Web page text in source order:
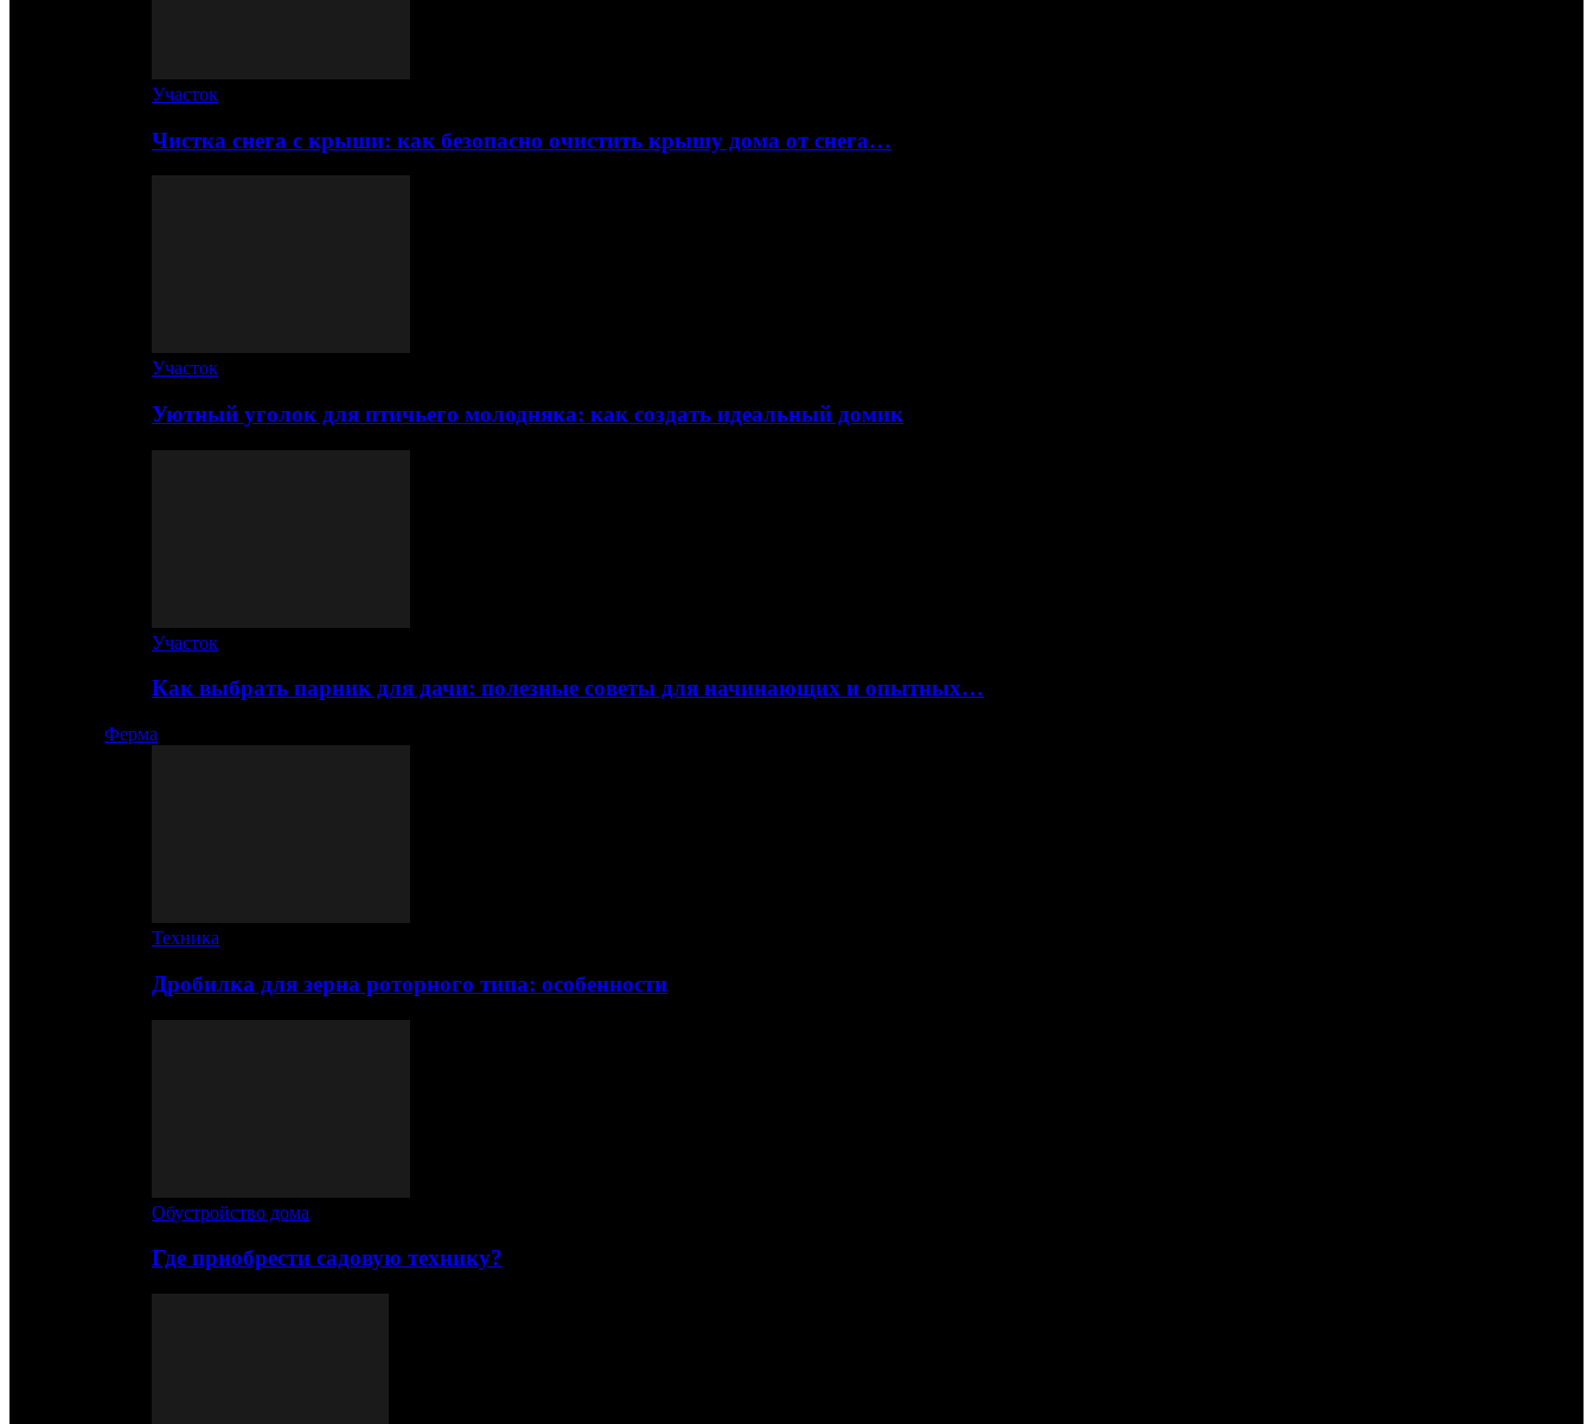
Участок
Чистка снега с крыши: как безопасно очистить крышу дома от снега…
Участок
Уютный уголок для птичьего молодняка: как создать идеальный домик
Участок
Как выбрать парник для дачи: полезные советы для начинающих и опытных…
Ферма
Техника
Дробилка для зерна роторного типа: особенности
Обустройство дома
Где приобрести садовую технику?